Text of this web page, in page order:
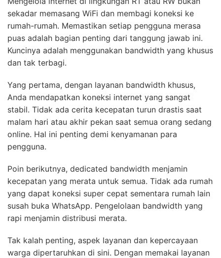
sekadar memasang WiFi dan membagi koneksi ke
rumah-rumah. Memastikan setiap pengguna merasa
puas adalah bagian penting dari tanggung jawab ini.
Kuncinya adalah menggunakan bandwidth yang khusus
dan tak terbagi.
Yang pertama, dengan layanan bandwidth khusus,
Anda mendapatkan koneksi internet yang sangat
stabil. Tidak ada cerita kecepatan turun drastis saat
malam hari atau akhir pekan saat semua orang sedang
online. Hal ini penting demi kenyamanan para
pengguna.
Poin berikutnya, dedicated bandwidth menjamin
kecepatan yang merata untuk semua. Tidak ada rumah
yang dapat koneksi super cepat sementara rumah lain
susah buka WhatsApp. Pengelolaan bandwidth yang
rapi menjamin distribusi merata.
Tak kalah penting, aspek layanan dan kepercayaan
warga dipertaruhkan di sini. Dengan memakai layanan